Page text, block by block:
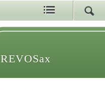
REVOSax